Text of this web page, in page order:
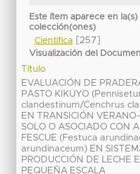
Este ítem aparece en
colección(ones)
Científica[257]
Visualización del
Título
EVALUACIÓN DE
PASTO KIKUYO
clandestinum/Cenchrus
EN TRANSICIÓN
SOLO O ASOCIADO CON
FESCUE (Festuca
arundinaceum) EN
PRODUCCIÓN DE LECHE
PEQUEÑA ESCALA